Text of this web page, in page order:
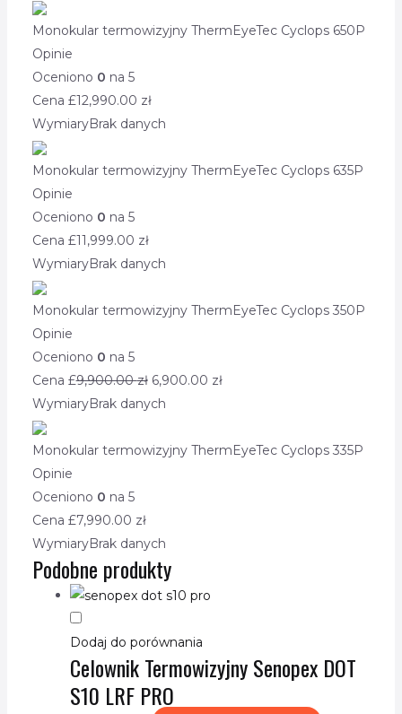
Monokular termowizyjny ThermEyeTec Cyclops 650P
Opinie
Oceniono 0 na 5
Cena £12,990.00 zł
WymiaryBrak danych
Monokular termowizyjny ThermEyeTec Cyclops 635P
Opinie
Oceniono 0 na 5
Cena £11,999.00 zł
WymiaryBrak danych
Monokular termowizyjny ThermEyeTec Cyclops 350P
Opinie
Oceniono 0 na 5
Cena £9,900.00zł 6,900.00 zł
WymiaryBrak danych
Monokular termowizyjny ThermEyeTec Cyclops 335P
Opinie
Oceniono 0 na 5
Cena £7,990.00 zł
WymiaryBrak danych
Podobne produkty
Dodaj do porównania
Celownik Termowizyjny Senopex DOT
S10 LRF PRO